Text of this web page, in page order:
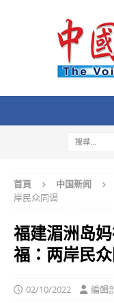
首頁 中国新闻
岸民众同谒
福建湄洲岛
福：两岸民
02/10/2022 編輯